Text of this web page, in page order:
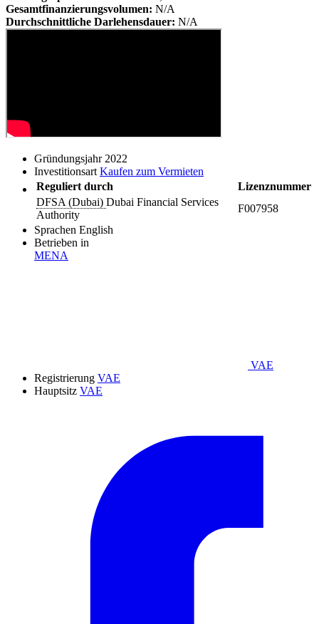
Gesamtfinanzierungsvolumen: N/A
Durchschnittliche Darlehensdauer: N/A
Gründungsjahr 2022
Investitionsart Kaufen zum Vermieten
Reguliert durch
Lizenznummer
DFSA (Dubai) Dubai Financial Services
Authority
F007958
Sprachen English
Betrieben in
MENA
VAE
Registrierung VAE
Hauptsitz VAE